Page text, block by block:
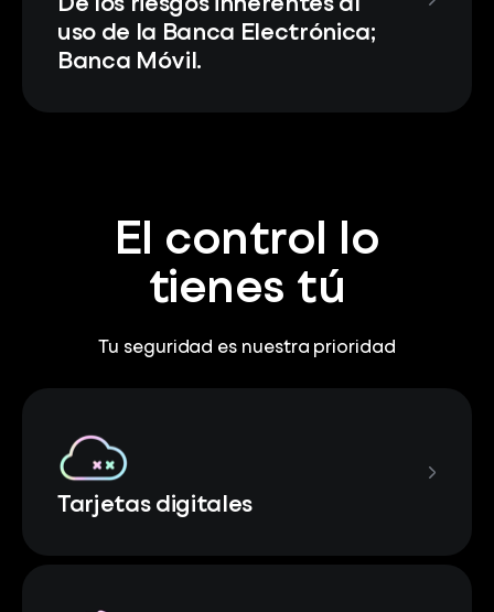
De los riesgos inherentes al
uso de la Banca Electrónica;
Banca Móvil.
El control lo
tienes tú
Tu seguridad es nuestra prioridad
Tarjetas digitales